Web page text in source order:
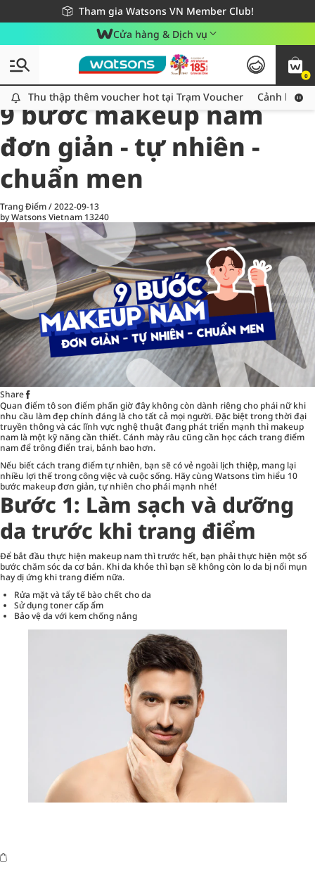
Tham gia Watsons VN Member Club!
Miễn phí giao hàng cho đơn hàng từ 249,000Đ
Giao hàng nhanh 24h - Áp dụng khu vực TP. Hồ Chí Minh
Cửa hàng & Dịch vụ
0
Thu thập thêm voucher hot tại Trạm Voucher
Thu thập thêm voucher hot tại Trạm Voucher Cảnh báo
All
Chăm Sóc Cá Nhân
9 bước makeup nam
đơn giản - tự nhiên -
chuẩn men
Trang Điểm/2022-09-13
by Watsons Vietnam 13240
Share
Quan điểm tô son điểm phấn giờ đây không còn dành riêng cho phái nữ khi
nhu cầu làm đẹp chính đáng là cho tất cả mọi người. Đặc biệt trong thời đại
truyền thông và các lĩnh vực nghệ thuật đang phát triển mạnh thì makeup
nam là một kỹ năng cần thiết. Cánh mày râu cũng cần học cách trang điểm
nam để trông điển trai, bảnh bao hơn.
Nếu biết cách trang điểm tự nhiên, bạn sẽ có vẻ ngoài lịch thiệp, mang lại
nhiều lợi thế trong công việc và cuộc sống. Hãy cùng Watsons tìm hiểu 10
bước makeup đơn giản, tự nhiên cho phái mạnh nhé!
Bước 1: Làm sạch và dưỡng
da trước khi trang điểm
Để bắt đầu thực hiện makeup nam thì trước hết, bạn phải thực hiện một số
bước chăm sóc da cơ bản. Khi da khỏe thì bạn sẽ không còn lo da bị nổi mụn
hay dị ứng khi trang điểm nữa.
Rửa mặt và tẩy tế bào chết cho da
Sử dụng toner cấp ẩm
Bảo vệ da với kem chống nắng